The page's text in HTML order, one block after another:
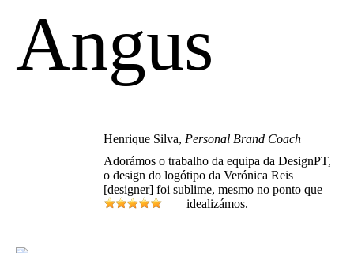
Henrique Silva, Personal Brand Coach
Adorámos o trabalho da equipa da DesignPT,
o design do logótipo da Verónica Reis
[designer] foi sublime, mesmo no ponto que
idealizámos.